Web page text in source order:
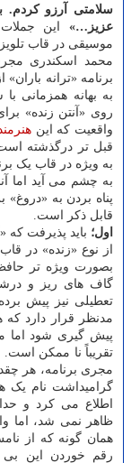
سلامتی آرزو کردم.
عزیز…» این
موسیقی در قاب
محمد اسکندری
برنامه «ترانه
به بهانه همزمانی با
روی «آنتن زنده»
واقعیت که این هنرمند
قبل تر درگذشته
به ویژه در قاب یک
به چشم می آید اما
پناه بردن به
قابل ذکر است.
اول؛ باید پذیرفت که
از نوع «زنده» در
بصورت ویژه تر
گاف های ریز و
تعطیلی نیز پیش
مدنظر قرار دارد که
پیش گیری شود اما
تقریباً نا ممکن
مجری برنامه، هر
گرامیداشت نام یک
اطلاع می کرد و
ظاهر نمی شد، اما
همان گونه که از
رقم خوردن این بی